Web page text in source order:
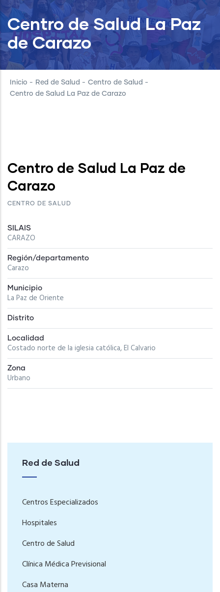
Centro de Salud La Paz
de Carazo
Inicio - Red de Salud - Centro de Salud -
Centro de Salud La Paz de Carazo
Centro de Salud La Paz de
Carazo
CENTRO DE SALUD
SILAIS
CARAZO
Región/departamento
Carazo
Municipio
La Paz de Oriente
Distrito
Localidad
Costado norte de la iglesia católica, El Calvario
Zona
Urbano
Red de Salud
Centros Especializados
Hospitales
Centro de Salud
Clínica Médica Previsional
Casa Materna